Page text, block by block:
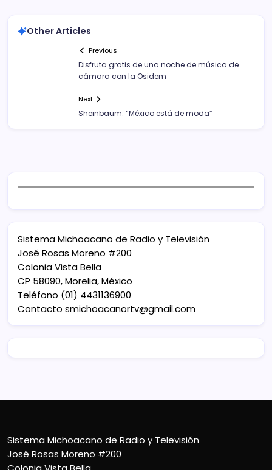
Other Articles
Previous
Disfruta gratis de una noche de música de
cámara con la Osidem
Next
Sheinbaum: “México está de moda”
Sistema Michoacano de Radio y Televisión
José Rosas Moreno #200
Colonia Vista Bella
CP 58090, Morelia, México
Teléfono (01) 4431136900
Contacto smichoacanortv@gmail.com
Sistema Michoacano de Radio y Televisión
José Rosas Moreno #200